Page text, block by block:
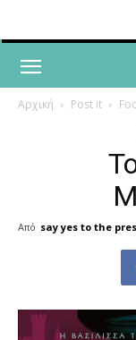
Αρχική Post it
Από say yes to the